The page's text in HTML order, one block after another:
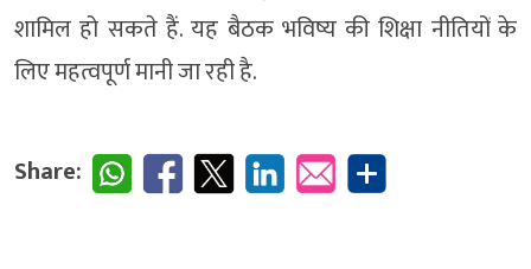
शामिल हो सकते हैं. यह बैठक भविष्य की शिक्षा नीतियों के
लिए महत्वपूर्ण मानी जा रही है.
Share: